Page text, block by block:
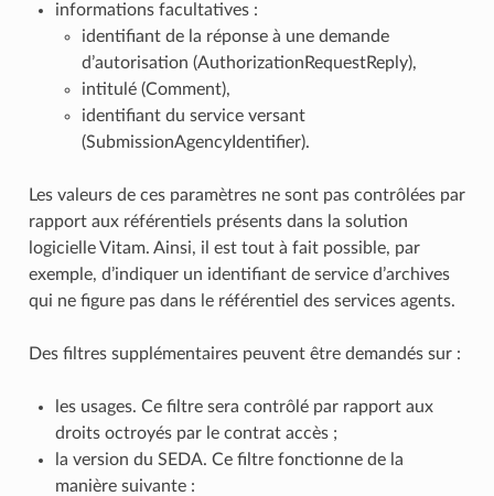
informations facultatives :
identifiant de la réponse à une demande
d’autorisation (AuthorizationRequestReply),
intitulé (Comment),
identifiant du service versant
(SubmissionAgencyIdentifier).
Les valeurs de ces paramètres ne sont pas contrôlées par
rapport aux référentiels présents dans la solution
logicielle Vitam. Ainsi, il est tout à fait possible, par
exemple, d’indiquer un identifiant de service d’archives
qui ne figure pas dans le référentiel des services agents.
Des filtres supplémentaires peuvent être demandés sur :
les usages. Ce filtre sera contrôlé par rapport aux
droits octroyés par le contrat accès ;
la version du SEDA. Ce filtre fonctionne de la
manière suivante :